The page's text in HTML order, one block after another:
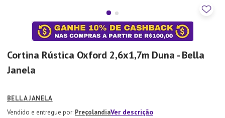
Cortina Rústica Oxford 2,6x1,7m Duna - Bella
Janela
BELLA JANELA
PreçolandiaVer descrição
Organizadores
Bambu
5 º
Prato
7
Tapete
8º
Aparelho Jantar